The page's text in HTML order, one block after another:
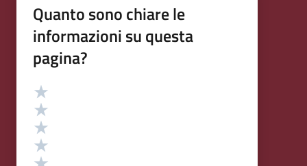
Quanto sono chiare le
informazioni su questa
pagina?
Valutazione